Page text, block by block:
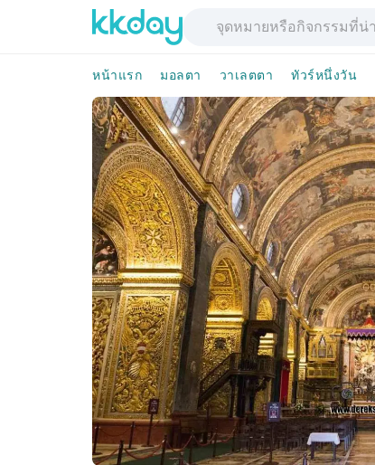
หน้าแรก มอลตา วาเลตตา ทัวร์หนึ่งวัน